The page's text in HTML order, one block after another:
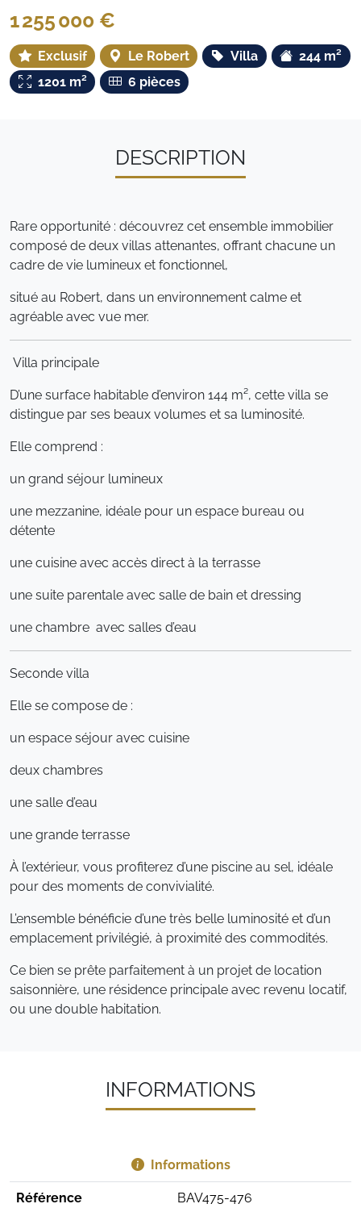
1 255 000 €
Exclusif Le Robert Villa
244 m²
1201 m²
6 pièces
DESCRIPTION
Rare opportunité : découvrez cet ensemble immobilier
composé de deux villas attenantes, offrant chacune un
cadre de vie lumineux et fonctionnel,
situé au Robert, dans un environnement calme et
agréable avec vue mer.
Villa principale
D’une surface habitable d’environ 144 m², cette villa se
distingue par ses beaux volumes et sa luminosité.
Elle comprend :
un grand séjour lumineux
une mezzanine, idéale pour un espace bureau ou
détente
une cuisine avec accès direct à la terrasse
une suite parentale avec salle de bain et dressing
une chambre avec salles d’eau
Seconde villa
Elle se compose de :
un espace séjour avec cuisine
deux chambres
une salle d’eau
une grande terrasse
À l’extérieur, vous profiterez d’une piscine au sel, idéale
pour des moments de convivialité.
L’ensemble bénéficie d’une très belle luminosité et d’un
emplacement privilégié, à proximité des commodités.
Ce bien se prête parfaitement à un projet de location
saisonnière, une résidence principale avec revenu locatif,
ou une double habitation.
INFORMATIONS
Informations
Référence BAV475-476